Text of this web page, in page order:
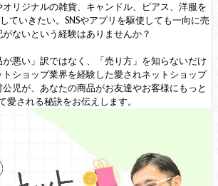
リジナルの雑貨、キャンドル、ピアス、洋服を
ていきたい。SNSやアプリを駆使しても一向に売
ないという経験はありませんか？
悪い」訳ではなく、「売り方」を知らないだけ
ショップ業界を経験した愛されネットショップ
児が、あなたの商品がお友達やお客様にもっと
愛される秘訣をお伝えします。